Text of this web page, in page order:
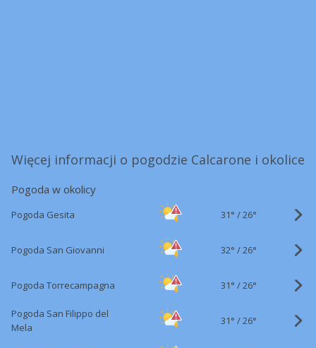
Więcej informacji o pogodzie Calcarone i okolice
Pogoda w okolicy
Pogoda Gesita 31° /26°
Pogoda San Giovanni 32° /26°
Pogoda Torrecampagna 31° /26°
Pogoda San Filippo del
Mela
31° /26°